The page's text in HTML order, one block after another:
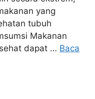
yang
tubuh
Makanan
dapat … Baca